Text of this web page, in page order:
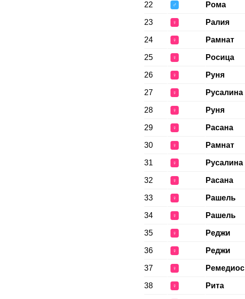
22 ♂ Рома
23 ♀ Ралия
24 ♀ Рамнат
25 ♀ Росица
26 ♀ Руня
27 ♀ Русалина
28 ♀ Руня
29 ♀ Расана
30 ♀ Рамнат
31 ♀ Русалина
32 ♀ Расана
33 ♀ Рашель
34 ♀ Рашель
35 ♀ Реджи
36 ♀ Реджи
37 ♀ Ремедиос
38 ♀ Рита